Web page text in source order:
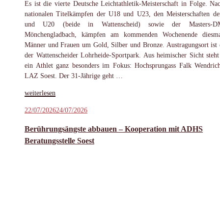
Es ist die vierte Deutsche Leichtathletik-Meisterschaft in Folge.
nationalen Titelkämpfen der U18 und U23, den Meisterschaften
und U20 (beide in Wattenscheid) sowie der Masters-
Mönchengladbach, kämpfen am kommenden Wochenende
Männer und Frauen um Gold, Silber und Bronze. Austragungsort ist
der Wattenscheider Lohrheide-Sportpark. Aus heimischer Sicht
ein Athlet ganz besonders im Fokus: Hochsprungass Falk
LAZ Soest. Der 31-Jährige geht …
„Wendrich
für
bei
der
weiterlesen
Veröffentlicht
22/07/202624/07/2026
Berührungsängste abbauen – Kooperation mit ADHS
Beratungsstelle Soest